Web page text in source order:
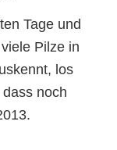
Tage und
Pilze in
los
noch